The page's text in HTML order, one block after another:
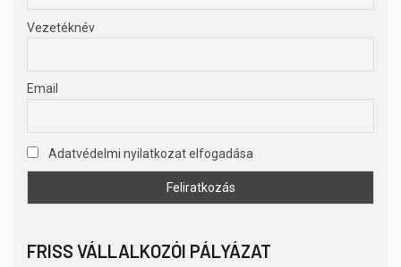
Vezetéknév
Email
Adatvédelmi nyilatkozat elfogadása
FRISS VÁLLALKOZÓI PÁLYÁZAT